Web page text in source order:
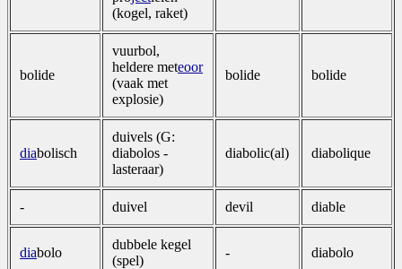
(kogel, raket)
bolide
vuurbol,
heldere meteoor
(vaak met
explosie)
bolide bolide
diabolisch
duivels (G:
diabolos -
lasteraar)
diabolic(al) diabolique
- duivel devil diable
diabolo
dubbele kegel
(spel)
- diabolo